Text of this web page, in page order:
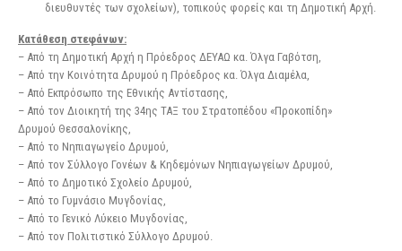
διευθυντές των σχολείων), τοπικούς φορείς και τη Δημοτική Αρχή.
Κατάθεση στεφάνων:
– Από τη Δημοτική Αρχή η Πρόεδρος ΔΕΥΑΩ κα. Όλγα Γαβότση,
– Από την Κοινότητα Δρυμού η Πρόεδρος κα. Όλγα Διαμέλα,
– Από Εκπρόσωπο της Εθνικής Αντίστασης,
– Από τον Διοικητή της 34ης ΤΑΞ του Στρατοπέδου «Προκοπίδη»
Δρυμού Θεσσαλονίκης,
– Από το Νηπιαγωγείο Δρυμού,
– Από τον Σύλλογο Γονέων & Κηδεμόνων Νηπιαγωγείων Δρυμού,
– Από το Δημοτικό Σχολείο Δρυμού,
– Από το Γυμνάσιο Μυγδονίας,
– Από το Γενικό Λύκειο Μυγδονίας,
– Από τον Πολιτιστικό Σύλλογο Δρυμού.